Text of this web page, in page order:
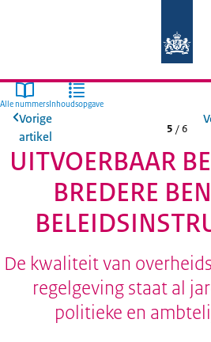
Alle nummers Inhoudsopgave
Vorige
artikel
5 / 6
UITVOERBAAR
BREDERE
De kwaliteit van
regelgeving staat al
politieke en